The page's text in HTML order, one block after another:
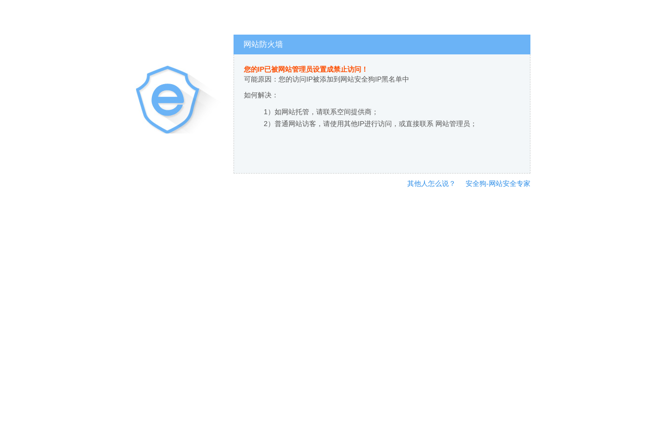
网站防火墙
您的IP已被网站管理员设置成禁止访问！
可能原因：您的访问IP被添加到网站安全狗IP黑名单中
如何解决：
1）如网站托管，请联系空间提供商；
2）普通网站访客，请使用其他IP进行访问，或直接联系 网站管理员；
其他人怎么说？ 安全狗-网站安全专家